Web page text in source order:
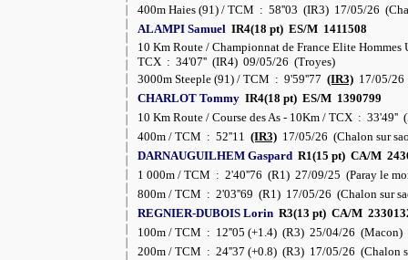
400m Haies (91) / TCM : 58''03 (IR3) 17/05/26
ALAMPI Samuel IR4(18 pt) ES/M 1411508
10 Km Route / Championnat de France Elite Hommes
TCX : 34'07'' (IR4) 09/05/26 (Troyes)
3000m Steeple (91) / TCM : 9'59''77 (IR3) 17/05/26
CHARLOT Tommy IR4(18 pt) ES/M 1390799
10 Km Route / Course des As - 10Km / TCX :
400m / TCM : 52''11 (IR3) 17/05/26 (Chalon sur
DARNAUGUILHEM Gaspard R1(15 pt) CA/M
1 000m / TCM : 2'40''76 (R1) 27/09/25 (Paray le
800m / TCM : 2'03''69 (R1) 17/05/26 (Chalon sur
REGNIER-DUBOIS Lorin R3(13 pt) CA/M
100m / TCM : 12''05 (+1.4) (R3) 25/04/26 (Macon)
200m / TCM : 24''37 (+0.8) (R3) 17/05/26 (Chalon